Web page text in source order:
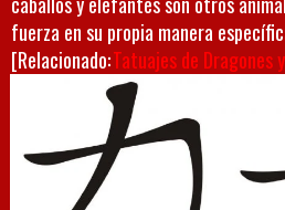
fuerza en su propia manera
[Relacionado:Tatuajes de Dragones